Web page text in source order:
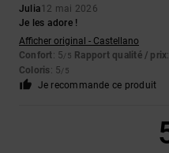
Julia12 mai 2026
Je les adore !
Afficher original - Castellano
Confort: 5/5 Rapport qualité / prix
Coloris: 5/5
Je recommande ce produit